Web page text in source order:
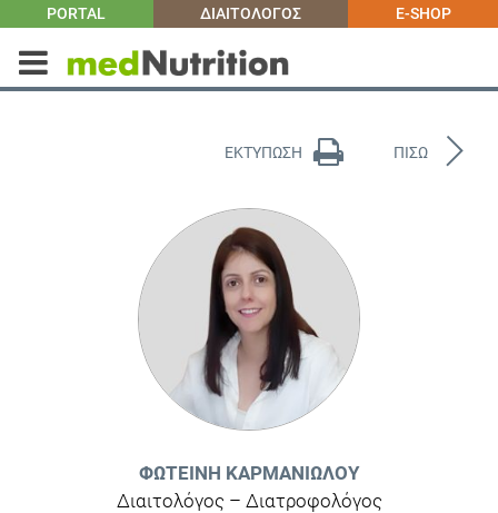
PORTAL ΔΙΑΙΤΟΛΟΓΟΣ E-SHOP
ΠΙΣΩ
ΕΚΤΥΠΩΣΗ
ΦΩΤΕΙΝΉ ΚΑΡΜΑΝΙΏΛΟΥ
Διαιτολόγος – Διατροφολόγος